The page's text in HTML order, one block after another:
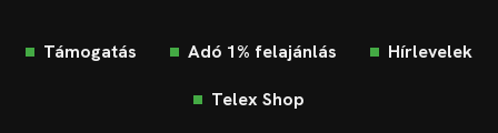
Támogatás Adó 1% felajánlás Hírlevelek
Telex Shop